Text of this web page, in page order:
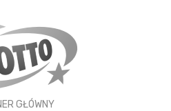
GŁÓWNY